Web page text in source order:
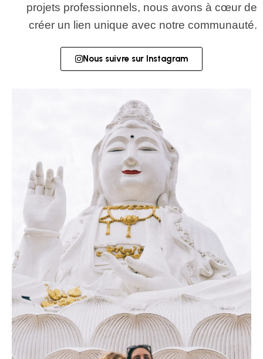
projets professionnels, nous avons à cœur de
créer un lien unique avec notre communauté.
Nous suivre sur Instagram